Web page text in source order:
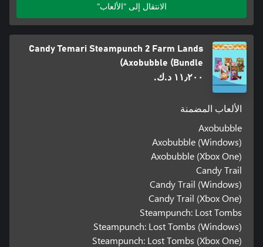
الانتقال إلى "الألعاب"
Candy Temari Steampunch 2 Farm Lands
Axobubble (Bundle)
١١٫٢٠٠ د.ك.‏
الألعاب المضمنة
Axobubble
Axobubble (Windows)
Axobubble (Xbox One)
Candy Trail
Candy Trail (Windows)
Candy Trail (Xbox One)
Steampunch: Lost Tombs
Steampunch: Lost Tombs (Windows)
Steampunch: Lost Tombs (Xbox One)